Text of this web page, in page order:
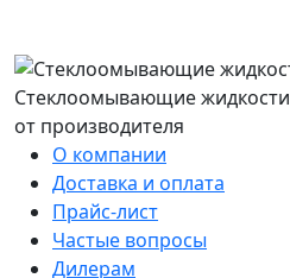
Стеклоомывающие жидкости
от производителя
О компании
Доставка и оплата
Прайс-лист
Частые вопросы
Дилерам